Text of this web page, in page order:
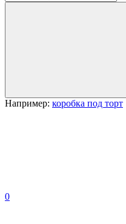
Например: коробка под торт
0